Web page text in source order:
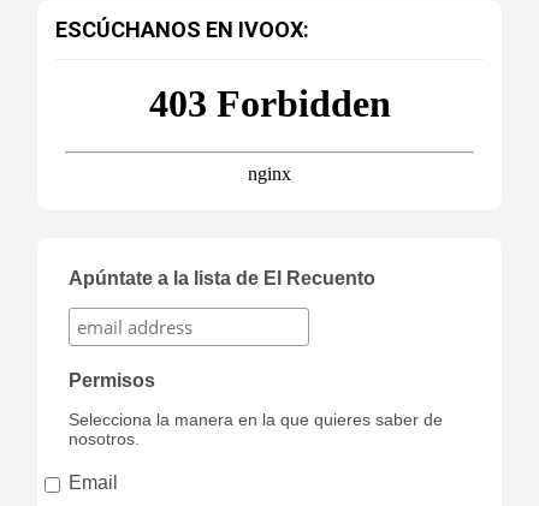
ESCÚCHANOS EN IVOOX:
Apúntate a la lista de El Recuento
Permisos
Selecciona la manera en la que quieres saber de
nosotros.
Email